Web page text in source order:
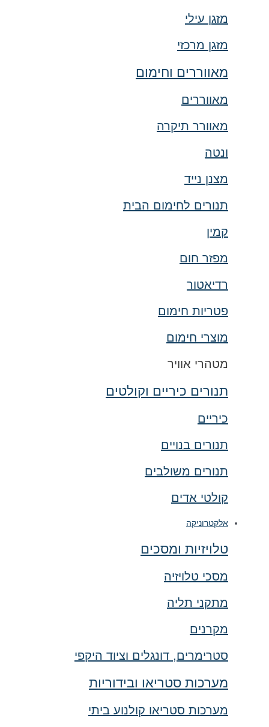
מזגן עילי
מזגן מרכזי
מאווררים וחימום
מאווררים
מאוורר תיקרה
ונטה
מצנן נייד
תנורים לחימום הבית
קמין
מפזר חום
רדיאטור
פטריות חימום
מוצרי חימום
מטהרי אוויר
תנורים כיריים וקולטים
כיריים
תנורים בנויים
תנורים משולבים
קולטי אדים
אלקטרוניקה
טלויזיות ומסכים
מסכי טלויזיה
מתקני תליה
מקרנים
סטרימרים, דונגלים וציוד היקפי
מערכות סטריאו ובידוריות
מערכות סטריאו קולנוע ביתי